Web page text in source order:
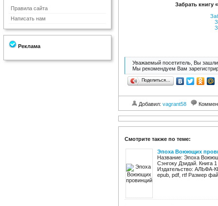
Правила сайта
Написать нам
Реклама
Забрать книгу
Уважаемый посетитель, Вы зашли
Мы рекомендуем Вам
Поделиться…
Добавил: vagrant58
Смотрите также по теме:
Эпоха Воюющих
Название: Эпоха
Сэнгоку Дзидай. Книга
Издательство: АЛЬФА-
epub, pdf, rtf Размер